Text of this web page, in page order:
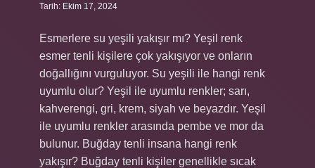
Tarih: Ekim 17, 2024
Esmerlere su yeşili yakışır mı? Yeşil renk
esmer tenli kişilere çok yakışıyor ve onların
doğallığını vurguluyor. Su yeşili ile hangi renk
uyumlu olur? Yeşil ile uyumlu renkler; sarı,
kahverengi, gri, krem, siyah ve beyazdır. Yeşil
ile uyumlu renkler arasında pembe ve mor da
bulunur. Buğday tenli insana hangi renk
yakışır? Buğday tenli kişiler genellikle sıcak